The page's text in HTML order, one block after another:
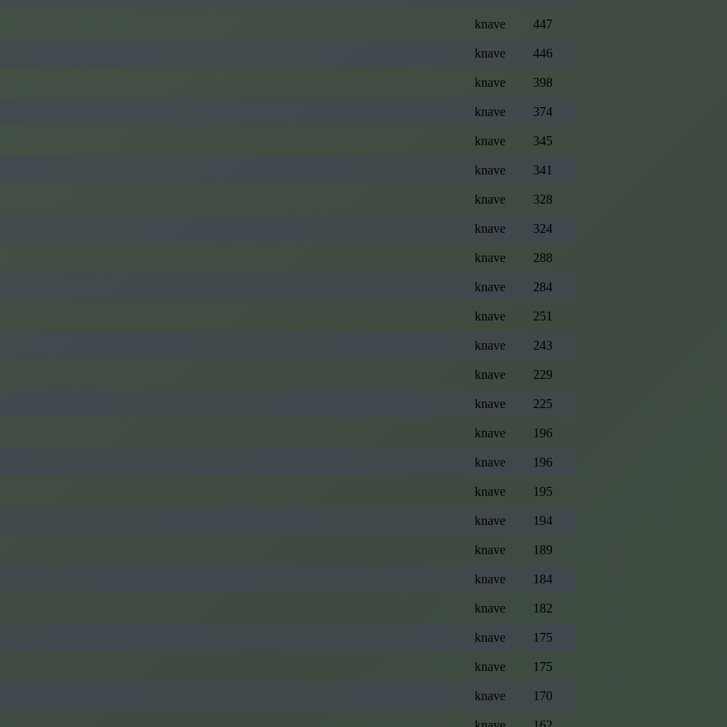
knave 447
knave 446
knave 398
knave 374
knave 345
knave 341
knave 328
knave 324
knave 288
knave 284
knave 251
knave 243
knave 229
knave 225
knave 196
knave 196
knave 195
knave 194
knave 189
knave 184
knave 182
knave 175
knave 175
knave 170